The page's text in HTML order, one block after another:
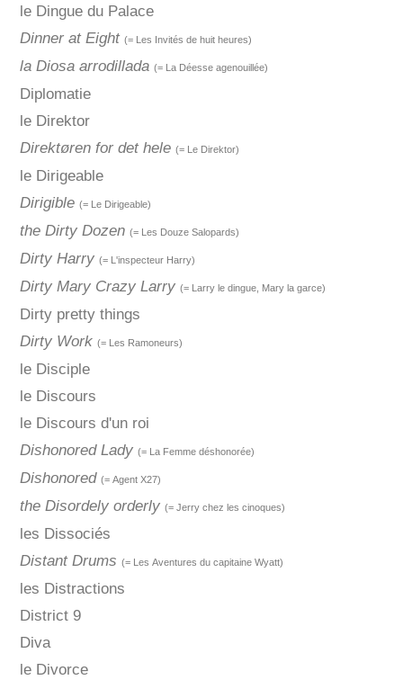
le Dingue du Palace
Dinner at Eight (= Les Invités de huit heures)
la Diosa arrodillada (= La Déesse agenouillée)
Diplomatie
le Direktor
Direktøren for det hele (= Le Direktor)
le Dirigeable
Dirigible (= Le Dirigeable)
the Dirty Dozen (= Les Douze Salopards)
Dirty Harry (= L'inspecteur Harry)
Dirty Mary Crazy Larry (= Larry le dingue, Mary la garce)
Dirty pretty things
Dirty Work (= Les Ramoneurs)
le Disciple
le Discours
le Discours d'un roi
Dishonored Lady (= La Femme déshonorée)
Dishonored (= Agent X27)
the Disordely orderly (= Jerry chez les cinoques)
les Dissociés
Distant Drums (= Les Aventures du capitaine Wyatt)
les Distractions
District 9
Diva
le Divorce